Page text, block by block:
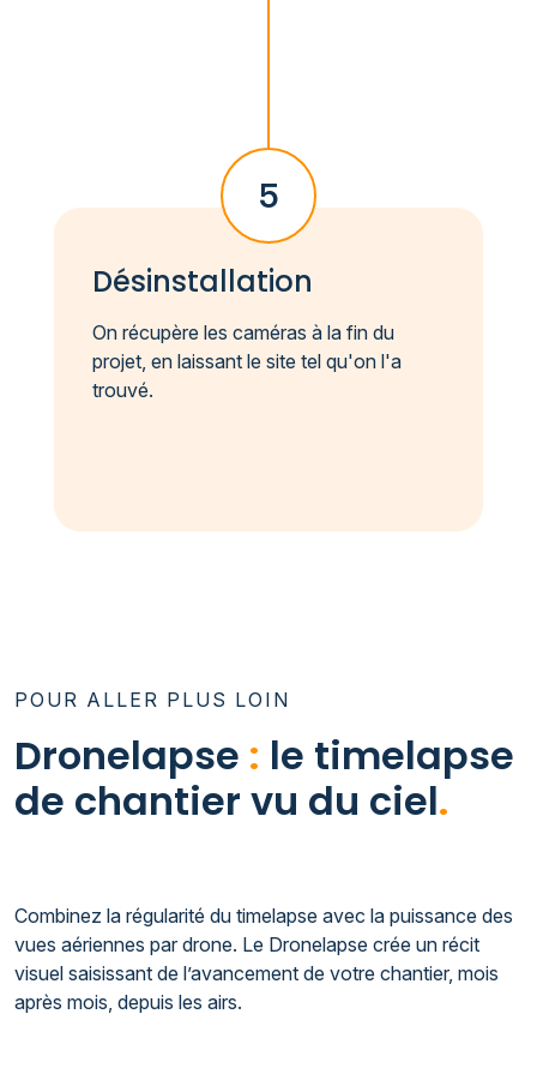
5
Désinstallation
On récupère les caméras à la fin du
projet, en laissant le site tel qu'on l'a
trouvé.
POUR ALLER PLUS LOIN
Dronelapse : le timelapse
de chantier vu du ciel.
Combinez la régularité du timelapse avec la puissance des
vues aériennes par drone. Le Dronelapse crée un récit
visuel saisissant de l’avancement de votre chantier, mois
après mois, depuis les airs.